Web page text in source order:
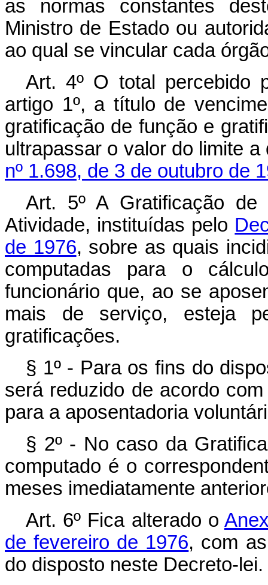
as normas constantes
Ministro de Estado ou
ao qual se vincular cada
Art. 4º O total percebido
artigo 1º, a título de
gratificação de função e
ultrapassar o valor do limite
nº 1.698, de 3 de outubro de
Art. 5º A Gratificação de
Atividade, instituídas pelo
de 1976, sobre as quais
computadas para o
funcionário que, ao se
mais de serviço, esteja
gratificações.
§ 1º - Para os fins do
será reduzido de acordo
para a aposentadoria
§ 2º - No caso da
computado é o
meses imediatamente
Art. 6º Fica alterado o
de fevereiro de 1976, com
do disposto neste Decreto-lei.